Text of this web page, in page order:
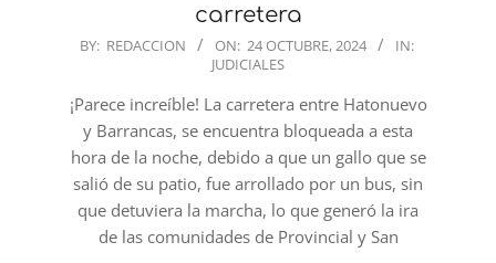
carretera
2024-
24
BY: REDACCION ON: 24 OCTUBRE, 2024
IN:
JUDICIALES
¡Parece increíble! La carretera entre Hatonuevo
y Barrancas, se encuentra bloqueada a esta
hora de la noche, debido a que un gallo que se
salió de su patio, fue arrollado por un bus, sin
que detuviera la marcha, lo que generó la ira
de las comunidades de Provincial y San